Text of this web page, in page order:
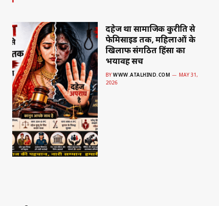
दहेज प्रथा सामाजिक कुरीति से
फेमिसाइड तक, महिलाओं के
खिलाफ संगठित हिंसा का
भयावह सच
BY WWW.ATALHIND.COM
MAY 31,
2026